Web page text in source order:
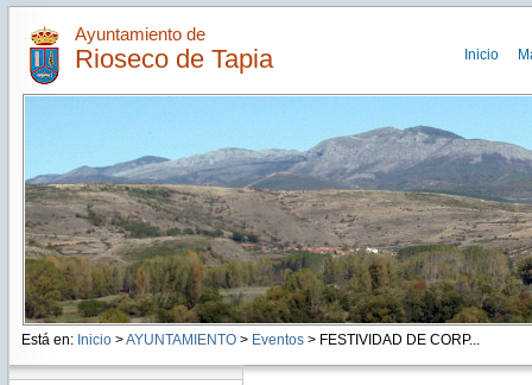
Ayuntamiento de
Rioseco de Tapia Inicio
Está en: Inicio >AYUNTAMIENTO> Eventos> FESTIVIDAD DE CORP...